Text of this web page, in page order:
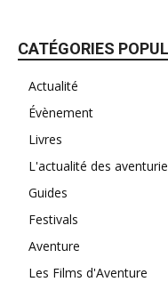
CATÉGORIES
Actualité
Évènement
Livres
L'actualité des
Guides
Festivals
Aventure
Les Films d'Aventure